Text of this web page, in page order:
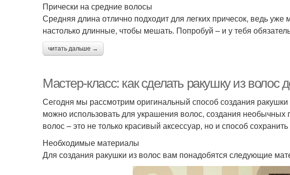
Прически на средние волосы
Средняя длина отлично подходит для легких причесок, ведь
настолько длинные, чтобы мешать. Попробуй – и у тебя
читать дальше →
Мастер-класс: как сделать ракушку из волос
Сегодня мы рассмотрим оригинальный способ создания
можно использовать для украшения волос, создания необычных
волос – это не только красивый аксессуар, но и способ
Необходимые материалы
Для создания ракушки из волос вам понадобятся следующие